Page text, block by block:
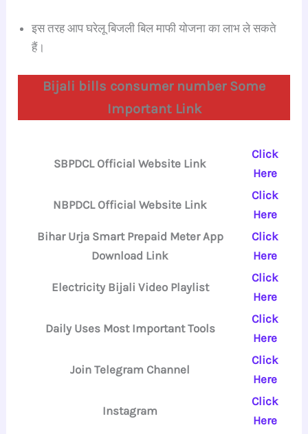
इस तरह आप घरेलू बिजली बिल माफी योजना का लाभ ले सकते
हैं।
Bijali bills consumer number Some
Important Link
SBPDCL Official Website Link
Click
Here
NBPDCL Official Website Link
Click
Here
Bihar Urja Smart Prepaid Meter App
Download Link
Click
Here
Electricity Bijali Video Playlist
Click
Here
Daily Uses Most Important Tools
Click
Here
Join Telegram Channel
Click
Here
Instagram
Click
Here